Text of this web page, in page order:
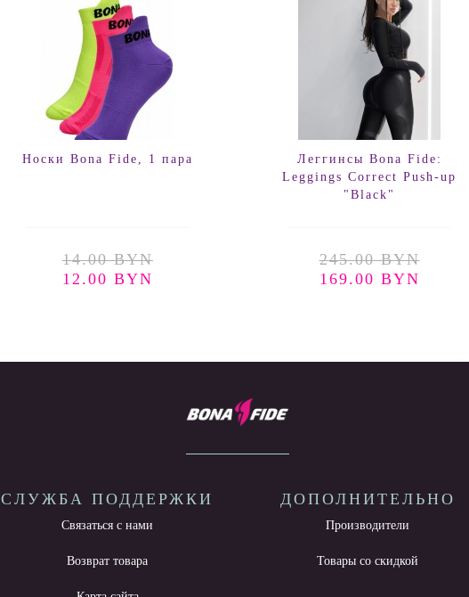
Носки Bona Fide, 1 пара
14.00 BYN
12.00 BYN
Леггинсы Bona Fide:
Leggings Correct Push-up
"Black"
245.00 BYN
169.00 BYN
СЛУЖБА ПОДДЕРЖКИ
Связаться с нами
Возврат товара
ДОПОЛНИТЕЛЬНО
Производители
Товары со скидкой